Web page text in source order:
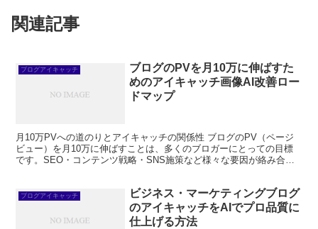
関連記事
ブログアイキャッチ
ブログのPVを月10万に伸ばすた
めのアイキャッチ画像AI改善ロー
ドマップ
月10万PVへの道のりとアイキャッチの関係性 ブログのPV（ページ
ビュー）を月10万に伸ばすことは、多くのブロガーにとっての目標
です。SEO・コンテンツ戦略・SNS施策など様々な要因が絡み合い
ブログアイキャッチ
ビジネス・マーケティングブログ
のアイキャッチをAIでプロ品質に
仕上げる方法